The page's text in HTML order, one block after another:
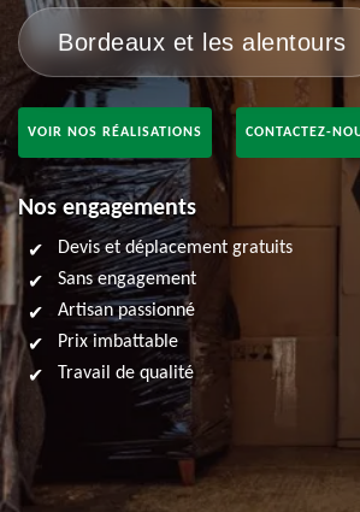
Bordeaux et les alentours
VOIR NOS RÉALISATIONS CONTACTEZ-
Nos engagements
Devis et déplacement gratuits
Sans engagement
Artisan passionné
Prix imbattable
Travail de qualité